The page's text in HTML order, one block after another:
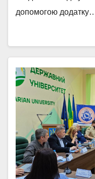
допомогою